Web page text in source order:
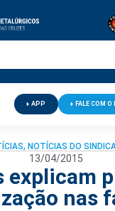
APP FALE COM
, NOTÍCIAS DO
13/04/2015
explicam
nas